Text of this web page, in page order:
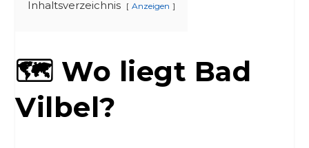
Inhaltsverzeichnis Anzeigen
🗺️ Wo liegt Bad
Vilbel?